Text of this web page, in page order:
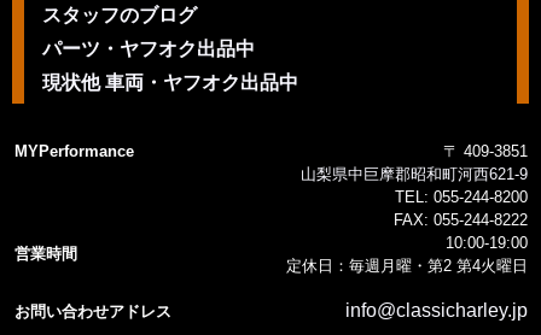
スタッフのブログ
パーツ・ヤフオク出品中
現状他 車両・ヤフオク出品中
MYPerformance
〒 409-3851
山梨県中巨摩郡昭和町河西621-9
TEL: 055-244-8200
FAX: 055-244-8222
営業時間
10:00-19:00
定休日：毎週月曜・第2 第4火曜日
お問い合わせアドレス info@classicharley.jp